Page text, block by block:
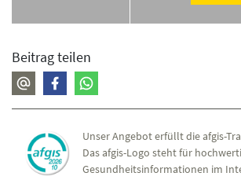
Beitrag teilen
Unser Angebot erfüllt die afgis-
Das afgis-Logo steht für
Gesundheitsinformationen im